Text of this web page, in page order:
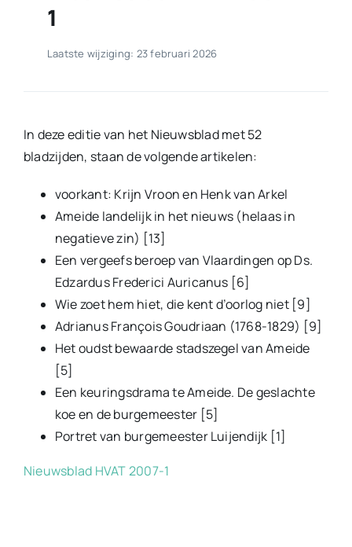
1
Laatste wijziging: 23 februari 2026
In deze editie van het Nieuwsblad met 52
bladzijden, staan de volgende artikelen:
voorkant: Krijn Vroon en Henk van Arkel
Ameide landelijk in het nieuws (helaas in
negatieve zin) [13]
Een vergeefs beroep van Vlaardingen op Ds.
Edzardus Frederici Auricanus [6]
Wie zoet hem hiet, die kent d’oorlog niet [9]
Adrianus François Goudriaan (1768-1829) [9]
Het oudst bewaarde stadszegel van Ameide
[5]
Een keuringsdrama te Ameide. De geslachte
koe en de burgemeester [5]
Portret van burgemeester Luijendijk [1]
Nieuwsblad HVAT 2007-1